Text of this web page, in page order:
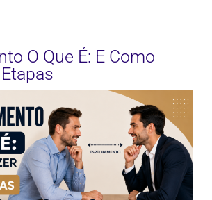
O Que É: E Como